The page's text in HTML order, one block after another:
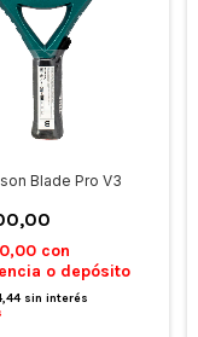
Blade Pro V3
con
o depósito
sin interés